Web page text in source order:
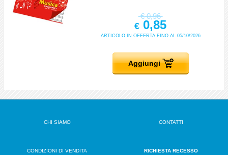
€0,96
€ 0,85
ARTICOLO IN OFFERTA FINO AL 05/10/2026
Aggiungi
CHI SIAMO CONTATTI
CONDIZIONI DI VENDITA RICHIESTA RECESSO